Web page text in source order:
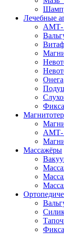
Лечебные
АМТ-
Онега
АМТ-
Массажёры